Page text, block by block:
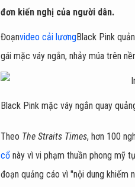
đơn kiến nghị của người dân.
Đoạnvideo cải lươngBlack Pink
gái mặc váy ngắn, nhảy múa trên
Black Pink mặc váy ngắn quay
Theo The Straits Times, hơn 100
cổ này vì vi phạm thuần phong mỹ
đoạn quảng cáo vì "nội dung khiếm